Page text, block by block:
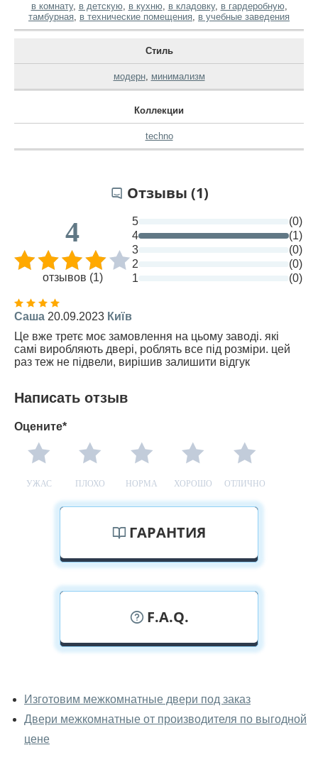
в комнату, в детскую, в кухню, в кладовку, в гардеробную,
тамбурная в технические помещения в учебные заведения
Стиль
модерн, минимализм
Коллекции
techno
Отзывы (1)
4
отзывов (1)
5
(0)
4
(1)
3
(0)
2
(0)
1
(0)
Саша 20.09.2023 Київ
Це вже третє моє замовлення на цьому заводі. які
самі виробляють двері, роблять все під розміри. цей
раз теж не підвели, вирішив залишити відгук
Написать отзыв
Оцените*
УЖАС ПЛОХО НОРМА ХОРОШО ОТЛИЧНО
ГАРАНТИЯ
F.A.Q.
межкомнатные двери фаворит
вживую?
Да, можно посмотреть межкомнатные двери фаворит
Изготовим межкомнатные двери под заказ
Двери межкомнатные от производителя по выгодной
цене